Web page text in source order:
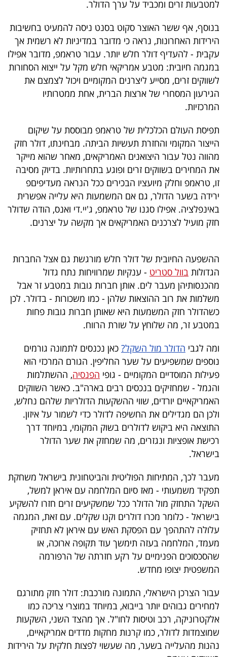
שיתופי
פעולה
דרושים
ניוזלטרים
מייל
אדום
פרסמו
באייס
אחרינו:
למטבעות זרים ומכביד על ערך הדולר.
בנוסף, אף ששר האוצר סקוט בסנט ניסה להמעיט בחשיבות
הירידות האחרונות, נראה כי מדובר במדיניות לא רשמית אך
עקבית - להעדיף דולר חלש יותר. עבור טראמפ, מדובר אפילו
במגמה חיובית: מטבע אמריקאי חלש מקל על ייצוא הסחורות
לשווקים זרים, מסייע ליצרנים המקומיים ויכול לצמצם את
הגירעון המסחרי של ארצות הברית, אחת ממטרותיו
המרכזיות.
תפיסת העולם הכלכלית של טראמפ מבוססת על שיקום
הייצור המקומי והחזרת תעשיות הביתה. מבחינתו, דולר חזק
מהווה נטל עבור היצואנים האמריקאים, מאחר שהוא מייקר
את המחירים בשווקים זרים ופוגע בתחרותיות. בדיוק מסיבה
זו, טראמפ וחלק מיועציו הבכירים ככל הנראה מעדיפיםפ
ירידה בשער הדולר, גם אם המשמעות היא עלייה אפשרית
באינפלציה. אפילו סגנו של טראמפ, ג'יי.די ואנס, הודה שדולר
חזק מועיל לצרכנים האמריקאים אך מקשה על יצרנים.
ההשפעה החיובית של דולר חלש מורגשת גם אצל החברות
הגדולות בוול סטריט - ענקיות שמרוויחות נתח גדול
מהכנסותיהן מעבר לים. אותן חברות גובות במטבע זר אבל
משלמות את רוב ההוצאות שלהן - כמו משכורות - בדולר. לכן
כשהדולר חזק המשמעות היא שאותן חברות גובות פחות
במטבע זר, מה שלוחץ על שורת הרווח.
ומה לגבי הדולר מול השקל? כאן נכנסים לתמונה גורמים
נוספים שמשפיעים על שער החליפין. הגורם המרכזי הוא
פעילות המוסדיים המקומיים - גופי הפנסיה, ההשתלמות
והגמל - שמחזיקים בנכסים רבים בארה"ב. כאשר השווקים
האמריקאיים יורדים, שווי ההשקעות הדולריות שלהם נחלש,
ולכן הם מגדילים את החשיפה לדולר כדי לשמור על איזון.
התוצאה היא ביקוש לדולרים בשוק המקומי, במיוחד דרך
רכישת אופציות ונגזרים, מה שמחזק את שער הדולר
בישראל.
מעבר לכך, המתיחות הפוליטית והביטחונית בישראל משחקת
תפקיד משמעותי - מאז סיום המלחמה עם איראן למשל,
השקל התחזק מול הדולר ככל שמשקיעים זרים חזרו להשקיע
בישראל - כלומר מכרו דולרים וקנו שקלים. עם זאת, המגמה
עלולה להתהפך עם הפסקת האש עם איראן לא תחזיק
מעמד, המלחמה בעזה תימשך עוד תקופה ארוכה, או
שהסכסוכים הפנימיים על רקע חזרתה של הרפורמה
המשפטית יצופו מחדש.
עבור הצרכן הישראלי, התמונה מורכבת: דולר חזק מתורגם
למחירים גבוהים יותר בייבוא, במיוחד במוצרי צריכה כמו
אלקטרוניקה, רכב וטיסות לחו"ל. אך מהצד השני, השקעות
שמוצמדות לדולר, כמו קרנות מחקות מדדים אמריקאיים,
נהנות מהעלייה בשער, מה שעשוי לפצות חלקית על הירידות